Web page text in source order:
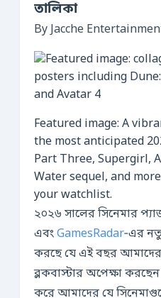
তালিকা
By Jacche
Featured image: A
the most anticipated
Part Three, Supergirl,
Water sequel, and
your watchlist.
২০২৬ সালের সিনেমার
এবংGamesRadar‑এর
করছে যে এই বছর
ব্লকবাস্টার অপেক্ষা
করে আমাদের যে